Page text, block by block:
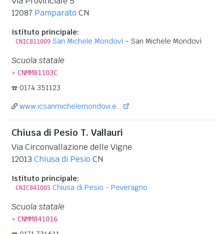
12087 Pamparato CN
Istituto principale:
CNIC811009 San Michele Mondovì - San Michele Mondovì
Scuola statale
» CNMM81103C
0174 351123
www.icsanmichelemondovi.e...
Chiusa di Pesio T. Vallauri
Via Circonvallazione delle Vigne
12013 Chiusa di Pesio CN
Istituto principale:
CNIC841005 Chiusa di Pesio - Peveragno
Scuola statale
» CNMM841016